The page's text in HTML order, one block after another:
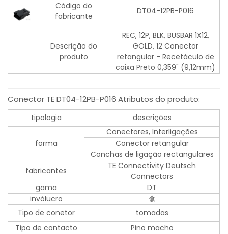
Código do
fabricante
DT04-12PB-P016
Descrição do
produto
REC, 12P, BLK, BUSBAR 1X12,
GOLD, 12 Conector
retangular - Recetáculo de
caixa Preto 0,359" (9,12mm)
Conector TE DT04-12PB-P016 Atributos do produto:
tipologia descrições
forma
Conectores, Interligações
Conector retangular
Conchas de ligação rectangulares
fabricantes
TE Connectivity Deutsch
Connectors
gama
DT
invólucro
盒
Tipo de conetor
tomadas
Tipo de contacto
Pino macho